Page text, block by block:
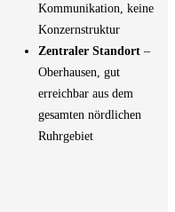
Kommunikation, keine
Konzernstruktur
Zentraler Standort –
Oberhausen, gut
erreichbar aus dem
gesamten nördlichen
Ruhrgebiet